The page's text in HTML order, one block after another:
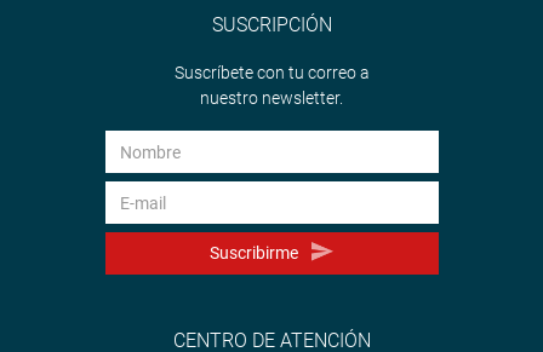
SUSCRIPCIÓN
Suscríbete con tu correo a
nuestro newsletter.
Suscribirme
CENTRO DE ATENCIÓN